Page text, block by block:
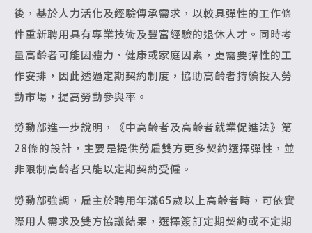
後，基於人力活化及經驗傳承需求，以較具彈性的工作條
件重新聘用具有專業技術及豐富經驗的退休人才。同時考
量高齡者可能因體力、健康或家庭因素，更需要彈性的工
作安排，因此透過定期契約制度，協助高齡者持續投入勞
動市場，提高勞動參與率。
勞動部進一步說明，《中高齡者及高齡者就業促進法》第
28條的設計，主要是提供勞雇雙方更多契約選擇彈性，並
非限制高齡者只能以定期契約受僱。
勞動部強調，雇主於聘用年滿65歲以上高齡者時，可依實
際用人需求及雙方協議結果，選擇簽訂定期契約或不定期